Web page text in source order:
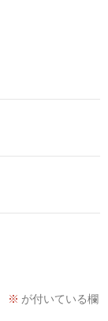
※ が付いている欄